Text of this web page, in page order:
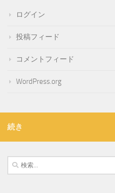
ログイン
投稿フィード
コメントフィード
WordPress.org
続き
検
索: